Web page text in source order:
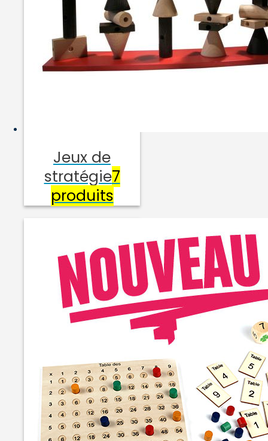
Jeux de
stratégie7
produits